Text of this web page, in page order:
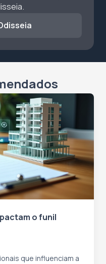
o funil
que influenciam a